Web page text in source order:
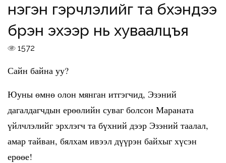
нэгэн гэрчлэлийг та бүхэндээ
бүрэн эхээр нь хуваалцъя
1572
Сайн байна уу?
Юуны өмнө олон мянган итгэгчид, Эзэний
дагалдагчдын ерөөлийн суваг болсон Мараната
үйлчлэлийг эрхлэгч та бүхний дээр Эзэний таалал,
амар тайван, бялхам ивээл дүүрэн байхыг хүсэн
ерөөе!